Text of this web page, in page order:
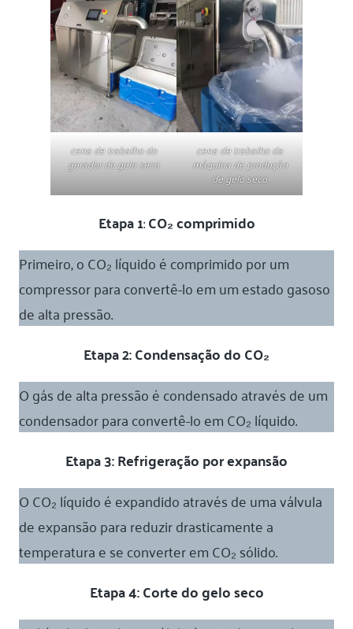
cena de trabalho do
gerador de gelo seco
cena de trabalho da
máquina de produção
de gelo seco
Etapa 1:CO₂ comprimido
Primeiro, o CO₂ líquido é comprimido por um
compressor para convertê-lo em um estado gasoso
de alta pressão.
Etapa 2: Condensação do CO₂
O gás de alta pressão é condensado através de um
condensador para convertê-lo em CO₂ líquido.
Etapa 3: Refrigeração por expansão
O CO₂ líquido é expandido através de uma válvula
de expansão para reduzir drasticamente a
temperatura e se converter em CO₂ sólido.
Etapa 4: Corte do gelo seco